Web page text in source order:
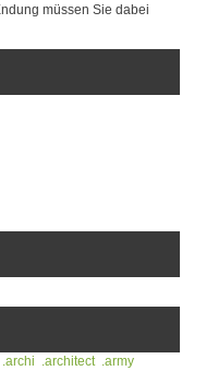
müssen Sie dabei
.archi .architect .army